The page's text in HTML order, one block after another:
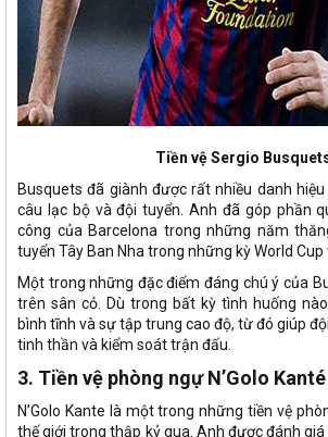
Tiền vệ Sergio
Busquets đã giành được rất nhiều danh
câu lạc bộ và đội tuyển. Anh đã góp phần
công của Barcelona trong những năm
tuyển Tây Ban Nha trong những kỳ World Cup
Một trong những đặc điểm đáng chú ý của
trên sân cỏ. Dù trong bất kỳ tình huống
bình tĩnh và sự tập trung cao độ, từ đó giúp
tinh thần và kiểm soát trận đấu.
3. Tiền vệ phòng ngự N’Golo Kanté
N’Golo Kante là một trong những tiền vệ
thế giới trong thập kỷ qua. Anh được đánh